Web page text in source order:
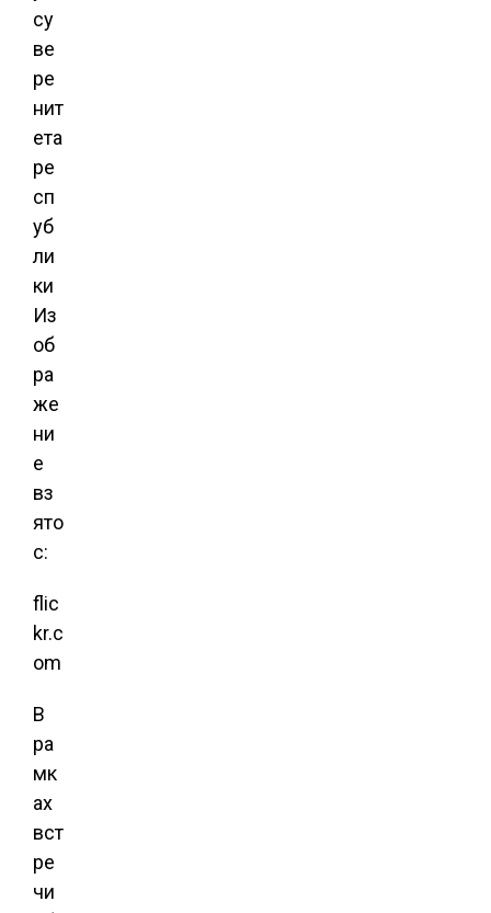
Из
об
ра
же
ни
е
вз
ято
с:
flic
kr.c
om
В
ра
мк
ах
вст
ре
чи